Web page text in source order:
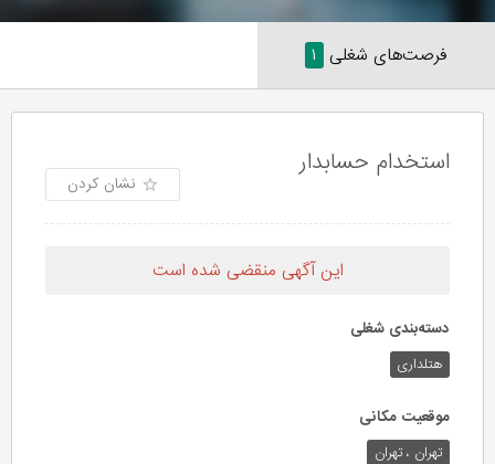
فرصت‌های شغلی ۱
استخدام حسابدار
نشان کردن
این آگهی منقضی شده است
دسته‌بندی شغلی
هتلداری
موقعیت مکانی
تهران ، تهران